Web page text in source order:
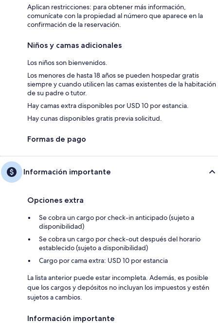
Aplican restricciones: para obtener más información,
comunícate con la propiedad al número que aparece en la
confirmación de la reservación.
Niños y camas adicionales
Los niños son bienvenidos.
Los menores de hasta 18 años se pueden hospedar gratis
siempre y cuando utilicen las camas existentes de la habitación
de su padre o tutor.
Hay camas extra disponibles por USD 10 por estancia.
Hay cunas disponibles gratis previa solicitud.
Formas de pago
Información importante
Opciones extra
Se cobra un cargo por check-in anticipado (sujeto a
disponibilidad)
Se cobra un cargo por check-out después del horario
establecido (sujeto a disponibilidad)
Cargo por cama extra: USD 10 por estancia
La lista anterior puede estar incompleta. Además, es posible
que los cargos y depósitos no incluyan los impuestos y estén
sujetos a cambios.
Información importante